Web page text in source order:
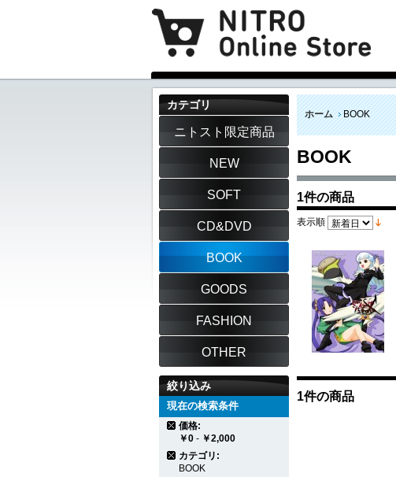
ホーム BOOK
BOOK
1件の商品
表示順
1件の商品
カテゴリ
ニトスト限定商品
NEW
SOFT
CD&DVD
BOOK
GOODS
FASHION
OTHER
絞り込み
現在の検索条件
価格:
￥0 - ￥2,000
カテゴリ:
BOOK